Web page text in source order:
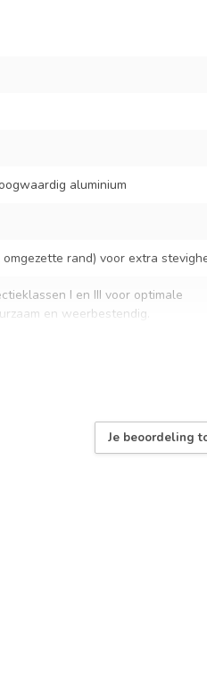
aluminium
rand) voor extra
I en III voor optimale
en weerbestendig.
verkeersbordbeugels
verkeersborden volgens NEN-EN
Je beoordeling